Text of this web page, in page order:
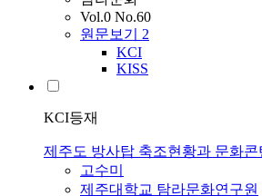
Vol.0 No.60
원문보기 2
KCI
KISS
KCI등재
제주도 방사탑 축조현황과 문화콘
고수미
제주대학교 탐라문화연구원